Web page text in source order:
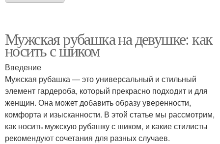
Мужская рубашка на девушке: как
носить с шиком
Введение
Мужская рубашка — это универсальный и стильный
элемент гардероба, который прекрасно подходит и для
женщин. Она может добавить образу уверенности,
комфорта и изысканности. В этой статье мы рассмотрим,
как носить мужскую рубашку с шиком, и какие стилисты
рекомендуют сочетания для разных случаев.